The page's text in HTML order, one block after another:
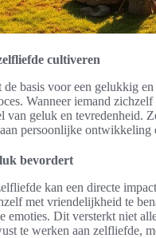
cultiveren
basis voor een gelukkig
Wanneer iemand
van geluk en tevredenheid.
persoonlijke ontwikkeling
bevordert
kan een directe
met vriendelijkheid te
emoties. Dit versterkt niet
te werken aan zelfliefde,